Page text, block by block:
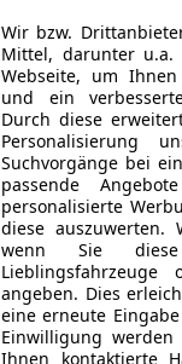
Wir bzw.
Mittel, darunter u.a.
Webseite, um
und ein
Durch diese
Personalisierung
Suchvorgänge bei
passende
personalisierte
diese auszuwerten.
wenn Sie diese
angeben. Dies
eine erneute
Einwilligung
Ihnen kontaktierte